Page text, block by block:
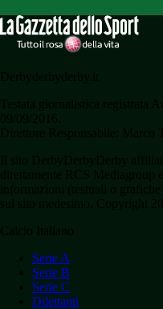
Serie A
Serie B
Serie C
Dilettanti